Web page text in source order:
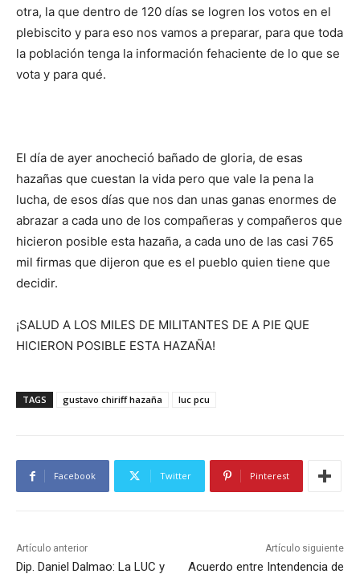
otra, la que dentro de 120 días se logren los votos en el
plebiscito y para eso nos vamos a preparar, para que toda
la población tenga la información fehaciente de lo que se
vota y para qué.
El día de ayer anocheció bañado de gloria, de esas
hazañas que cuestan la vida pero que vale la pena la
lucha, de esos días que nos dan unas ganas enormes de
abrazar a cada uno de los compañeras y compañeros que
hicieron posible esta hazaña, a cada uno de las casi 765
mil firmas que dijeron que es el pueblo quien tiene que
decidir.
¡SALUD A LOS MILES DE MILITANTES DE A PIE QUE
HICIERON POSIBLE ESTA HAZAÑA!
TAGS gustavo chiriff hazaña luc pcu
Facebook Twitter Pinterest
Artículo anterior
Dip. Daniel Dalmao: La LUC y
Artículo siguiente
Acuerdo entre Intendencia de